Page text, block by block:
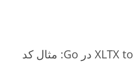
نحوه تبدیل XLTX to ODT در Go: مثال کد